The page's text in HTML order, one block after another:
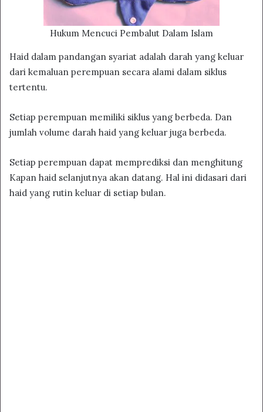
Hukum Mencuci Pembalut Dalam Islam
Haid dalam pandangan syariat adalah darah yang keluar
dari kemaluan perempuan secara alami dalam siklus
tertentu.
Setiap perempuan memiliki siklus yang berbeda. Dan
jumlah volume darah haid yang keluar juga berbeda.
Setiap perempuan dapat memprediksi dan menghitung
Kapan haid selanjutnya akan datang. Hal ini didasari dari
haid yang rutin keluar di setiap bulan.